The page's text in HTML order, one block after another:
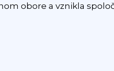
obore a vznikla